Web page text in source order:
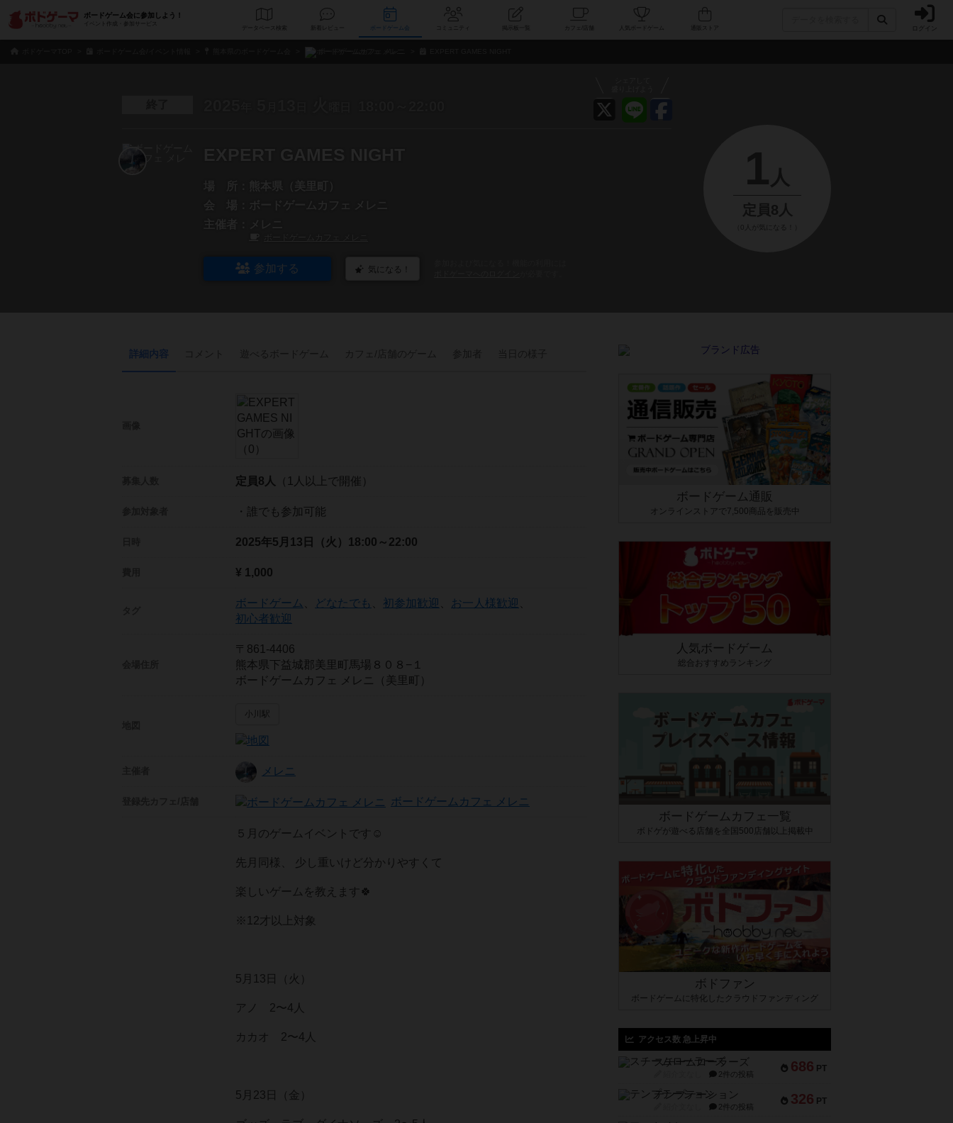
ボードゲーム会に参加しよう！
イベント作成・参加サービス
データベース 新着レビュー コミュニティ 人気ボードゲーム ログイン
EXPERT GAMES NIGHT
場 所：
熊本県（美里町）
会 場：
主催者：
参加する 気になる！
1 人
定員8人
（0人が気になる！）
詳細内容
定員8人 （1人以上で開催）
・誰でも参加可能
2025年5月13日（火） 18:00～22:00
¥ 1,000
ボードゲーム どなたでも 初参加歓迎 お一人様歓迎
初心者歓迎
〒861-4406
熊本県下益城郡美里町馬場８０８−１
ボードゲームカフェ メレニ（美里町）
小川駅
メレニ
ボードゲームカフェ メレニ
５月のゲームイベントです☺
先月同様、 少し重いけど分かりやすくて
楽しいゲームを教えます🍀
※12才以上対象
5月13日（火）
アノ 2〜4人
カカオ 2〜4人
5月23日（金）
ボードゲーム通販
オンラインストアで7,500商品を販売中
人気ボードゲーム
総合おすすめランキング
ボードゲームカフェ一覧
ボドゲが遊べる店舗を全国500店舗以上掲載中
ボドファン
ボードゲームに特化したクラウドファンディング
アクセス数 急上昇中
686 PT
スチームローラーズ
2件の投稿
326 PT
テンプテーション
2件の投稿